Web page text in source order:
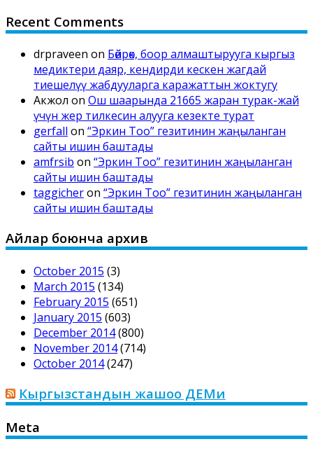
Recent Comments
drpraveen on Бөйрөк, боор алмаштырууга кыргыз
медиктери даяр, кендирди кескен жагдай
тиешелүү жабдууларга каражаттын жоктугу
Акжол on Ош шаарында 21665 жаран турак-жай
үчүн жер тилкесин алууга кезекте турат
gerfall on “Эркин Тоо” гезитинин жаңыланган
сайты ишин баштады
amfrsib on “Эркин Тоо” гезитинин жаңыланган
сайты ишин баштады
taggicheron “Эркин Тоо” гезитинин жаңыланган
сайты ишин баштады
Айлар боюнча архив
October 2015 (3)
March 2015 (134)
February 2015 (651)
January 2015 (603)
December 2014(800)
November 2014(714)
October 2014(247)
Кыргызстандын жашоо ДЕМи
Meta